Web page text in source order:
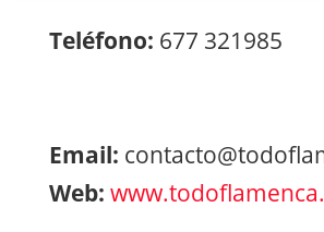
Teléfono: 677 321985
Email:
Web: